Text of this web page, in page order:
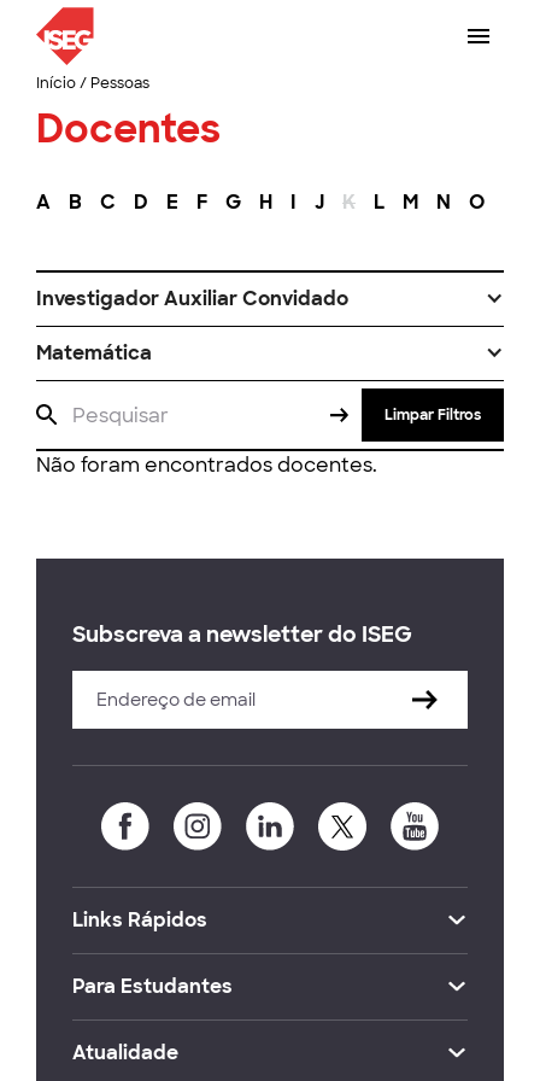
Início/ Pessoas
Docentes
A B C D E F G H I J K L M N O
Investigador Auxiliar Convidado
Matemática
Limpar Filtros
Não foram encontrados docentes.
Subscreva a newsletter do ISEG
Links Rápidos
Para Estudantes
Atualidade